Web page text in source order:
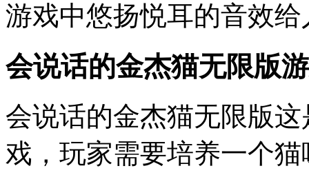
游戏中悠扬悦耳的音效
会说话的金杰猫无限版
会说话的金杰猫无限版
戏，玩家需要培养一个